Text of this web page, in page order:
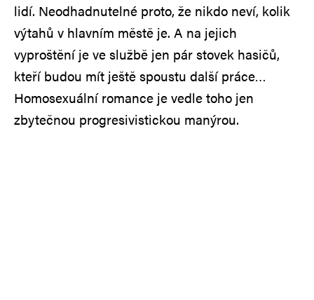
lidí. Neodhadnutelné proto, že nikdo neví, kolik
výtahů v hlavním městě je. A na jejich
vyproštění je ve službě jen pár stovek hasičů,
kteří budou mít ještě spoustu další práce…
Homosexuální romance je vedle toho jen
zbytečnou progresivistickou manýrou.